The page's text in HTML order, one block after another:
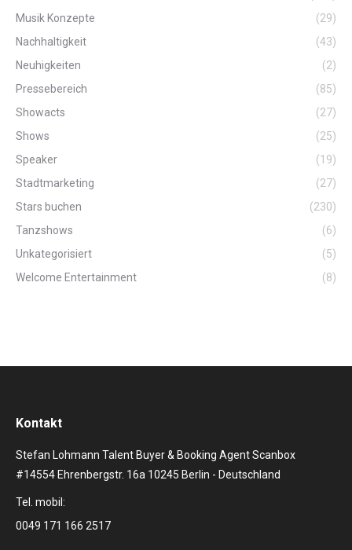
Musik Konzepte
(29)
Nachhaltigkeit
(43)
Neuhigkeiten
(2)
Pressebereich
(85)
Showacts
(27)
Shows
(25)
Speaker
(19)
Stadtmarketing
(27)
Stars buchen
(230)
Tanzshows
(6)
Unkategorisiert
(5)
Welcome Entertainment
(8)
Kontakt
Stefan Lohmann Talent Buyer & Booking Agent Scanbox
#14554 Ehrenbergstr. 16a 10245 Berlin - Deutschland
Tel. mobil:
0049 171 166 2517